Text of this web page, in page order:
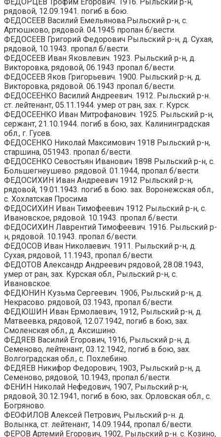
рядовой, 12.09.1941. погиб в бою.
ФЕДОСЕЕВ Василий Емельянова.Рыльский р-н, с.
Артюшково, рядовой. 04.1945 пропан б/вести.
ФЕДОСЕЕВ Григорий Федорович Рыльский р-н, д. Сухая,
рядовой, 10.1943. пропал б/вести.
ФЕДОСЕЕВ Иван Яковлевич. 1923. Рыльский р-н, д.
Викторовка, рядовой, 06.1943 пропал б/вести.
ФЕДОСЕЕВ Яков Григорьевич. 1900. Рыльский р-н, д.
Викторовка, рядовой. 06.1943 пропал б/вести.
ФЕДОСЕЕНКО Василий Андреевич. 1912. Рыльский р-н.
ст. лейтенант, 05.11.1944. умер от ран, зах. г. Курск.
ФЕДОСЕЕНКО Иван Митрофанович. 1925. Рыльский р-н,
сержант, 21.10.1944. погиб в бою, зах. Калининградская
обл., г. Гусев.
ФЕДОСЕНКО Николай Максимович 1918 Рыльский р-н,
старшина, 051943. пропал б/вести.
ФЕДОСЕНКО Севостьян Иванович 1898 Рыльский р-н, с.
Большегнеушево. рядовой. 01.1944, пропал б/вести.
ФЕДОСИХИН Иван Андреевич 1912 Рыльский р-н,
рядовой, 19.01.1943. погиб в бою. зах. Воронежская обл.,
с. Хохлатская Просима
ФЕДОСИХИН Иван Тимофеевич 1912 Рыльский р-н, с.
Ивановское, рядовой. 10.1943. пропал б/вести.
ФЕДОСИХИН Лаврентий Тимофеевич. 1916. Рыльский р-
н, рядовой. 10.1943. пропал б/вести.
ФЕДОСОВ Иван Николаевич. 1911. Рыльский р-н, д.
Сухая, рядовой, 11.1943, пропал б/вести.
ФЕДОТОВ Александр Андреевич рядовой, 28.08.1943,
умер от ран, зах. Курская обл., Рыльский р-н, с.
Ивановское.
ФЕДЮНИН Кузьма Сергеевич. 1906, Рыльский р-н, д.
Некрасово. рядовой, 03.1943, пропал б/вести.
ФЕДЮШИН Иван Ермолаевич, 1912, Рыльский р-н, д.
Матвеевка, рядовой, 12.07.1942, погиб в бою, зах.
Смоленская обл., д. Аксишино.
ФЕДЯЕВ Василий Егорович, 1916, Рыльский р-н, д.
Семеново, лейтенант, 03.12.1942, погиб в бою, зах.
Волгоградская обл., с. Похлебино.
ФЕДЯЕВ Никифор Федорович, 1903, Рыльский р-н, д.
Семеново, рядовой, 10.1943, пропал б/вести.
ФЕНИН Николай Нефедович, 1907, Рыльский р-н,
рядовой, 30.12.1941, погиб в бою, зах. Орловская обл., с.
Богряново.
ФЕОФИЛОВ Алексей Петрович, Рыльский р-н. д.
Волынка, ст. лейтенант, 14.09.1944, пропал б/вести.
ФЕРОВ Артемий Егорович, 1902, Рыльский р-н. с. Козино,